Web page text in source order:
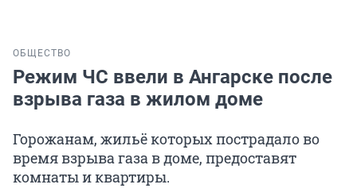
ОБЩЕСТВО
Режим ЧС ввели в Ангарске после
взрыва газа в жилом доме
Горожанам, жильё которых пострадало во
время взрыва газа в доме, предоставят
комнаты и квартиры.